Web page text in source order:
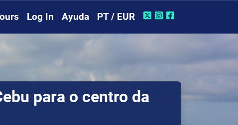
Log In Ayuda PT / EUR
para o centro da